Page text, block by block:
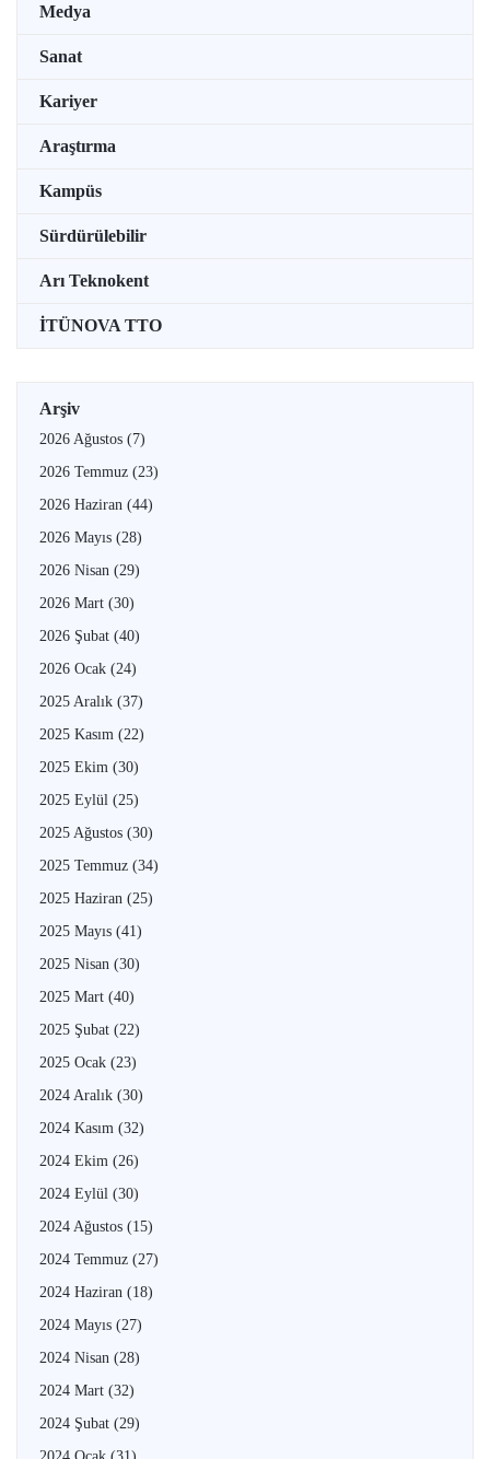
Medya
Sanat
Kariyer
Araştırma
Kampüs
Sürdürülebilir
Arı Teknokent
İTÜNOVA TTO
Arşiv
2026 Ağustos (7)
2026 Temmuz (23)
2026 Haziran (44)
2026 Mayıs (28)
2026 Nisan (29)
2026 Mart (30)
2026 Şubat (40)
2026 Ocak (24)
2025 Aralık (37)
2025 Kasım (22)
2025 Ekim (30)
2025 Eylül (25)
2025 Ağustos (30)
2025 Temmuz (34)
2025 Haziran (25)
2025 Mayıs (41)
2025 Nisan (30)
2025 Mart (40)
2025 Şubat (22)
2025 Ocak (23)
2024 Aralık (30)
2024 Kasım (32)
2024 Ekim (26)
2024 Eylül (30)
2024 Ağustos (15)
2024 Temmuz (27)
2024 Haziran (18)
2024 Mayıs (27)
2024 Nisan (28)
2024 Mart (32)
2024 Şubat (29)